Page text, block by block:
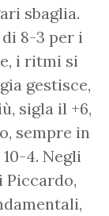
sbaglia.
8-3 per i
i ritmi si
gestisce,
sigla il +6,
sempre in
4. Negli